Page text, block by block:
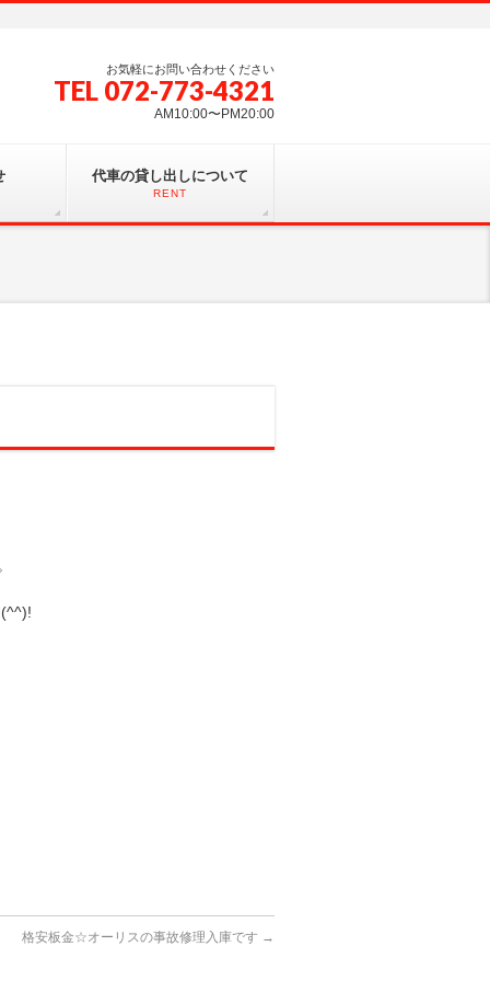
お気軽にお問い合わせください
TEL 072-773-4321
AM10:00〜PM20:00
代車の貸し出しについて
RENT
格安板金☆オーリスの事故修理入庫です →